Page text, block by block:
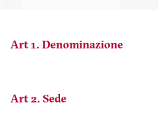
Art 1. Denominazione
Art 2. Sede